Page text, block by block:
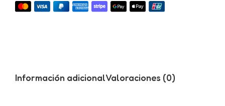
Información adicionalValoraciones (0)